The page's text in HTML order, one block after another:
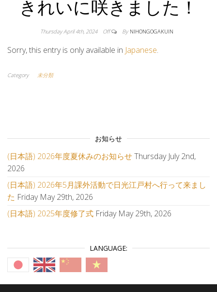
きれいに咲きました！
Thursday April 4th, 2024 Off By NIHONGOGAKUIN
Sorry, this entry is only available in Japanese.
Category 未分類
お知らせ
(日本語) 2026年度夏休みのお知らせThursday July 2nd,
2026
(日本語) 2026年5月課外活動で日光江戸村へ行って来まし
た Friday May 29th, 2026
(日本語) 2025年度修了式 Friday May 29th, 2026
LANGUAGE: